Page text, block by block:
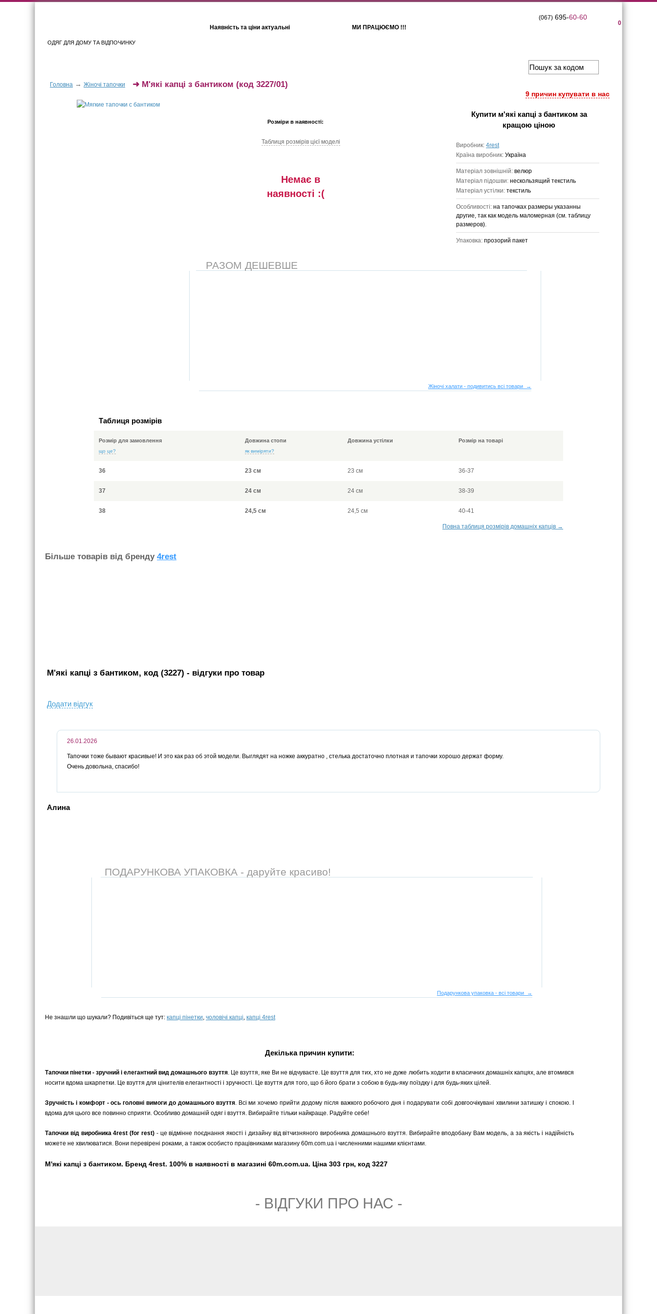
ОДЯГ ДЛЯ ДОМУ ТА ВІДПОЧИНКУ
Наявність та ціни актуальні МИ ПРАЦЮЄМО !!!
0
(067)695-60-60
Головна → Жіночі тапочки
9 причин купувати в нас
➜ М'які капці з бантиком (код 3227/01)
Розміри в наявності:
Таблиця розмiрiв цiєї моделi
Немає в
наявностi :(
Купити м'які капці з бантиком за
кращою ціною
Виробник: 4rest
Країна виробник: Україна
Матеріал зовнішній: велюр
Матеріал підошви: нескользящий текстиль
Матеріал устілки: текстиль
Особливості: на тапочках размеры указанны
другие, так как модель маломерная (см. таблицу
размеров).
Упаковка: прозорий пакет
РАЗОМ ДЕШЕВШЕ
Жіночі халати - подивитись всі товари →
Таблиця розмірів
Розмір для замовлення
що це?
Довжина стопи
як виміряти?
Довжина устілки Розмір на товарі
36 23 см 23 см 36-37
37 24 см 24 см 38-39
38 24,5 см 24,5 см 40-41
Повна таблиця розмірів домашніх капців →
Бiльше товарiв вiд бренду 4rest
М'які капці з бантиком, код (3227) - вiдгуки про товар
Додати вiдгук
26.01.2026
Тапочки тоже бывают красивые! И это как раз об этой модели. Выглядят на ножке аккуратно , стелька достаточно плотная и тапочки хорошо держат форму.
Очень довольна, спасибо!
Алина
ПОДАРУНКОВА УПАКОВКА - даруйте красиво!
Подарункова упаковка - всі товари →
Не знашли що шукали? Подивіться ще тут: капці пінетки, чоловічі капці, капці 4rest
Декілька причин купити:
Тапочки пінетки - зручний і елегантний вид домашнього взуття. Це взуття, яке Ви не відчуваєте. Це взуття для тих, хто не дуже любить ходити в класичних домашніх капцях, але втомився
носити вдома шкарпетки. Це взуття для цінителів елегантності і зручності. Це взуття для того, що б його брати з собою в будь-яку поїздку і для будь-яких цілей.
Зручність і комфорт - ось головні вимоги до домашнього взуття. Всі ми хочемо прийти додому після важкого робочого дня і подарувати собі довгоочікувані хвилини затишку і спокою. І
вдома для цього все повинно сприяти. Особливо домашній одяг і взуття. Вибирайте тільки найкраще. Радуйте себе!
Тапочки від виробника 4rest (for rest) - це відмінне поєднання якості і дизайну від вітчизняного виробника домашнього взуття. Вибирайте вподобану Вам модель, а за якість і надійність
можете не хвилюватися. Вони перевірені роками, а також особисто працівниками магазину 60m.com.ua і численними нашими клієнтами.
М'які капці з бантиком. Бренд 4rest. 100% в наявності в магазині 60m.com.ua. Ціна 303 грн, код 3227
- ВIДГУКИ ПРО НАС -